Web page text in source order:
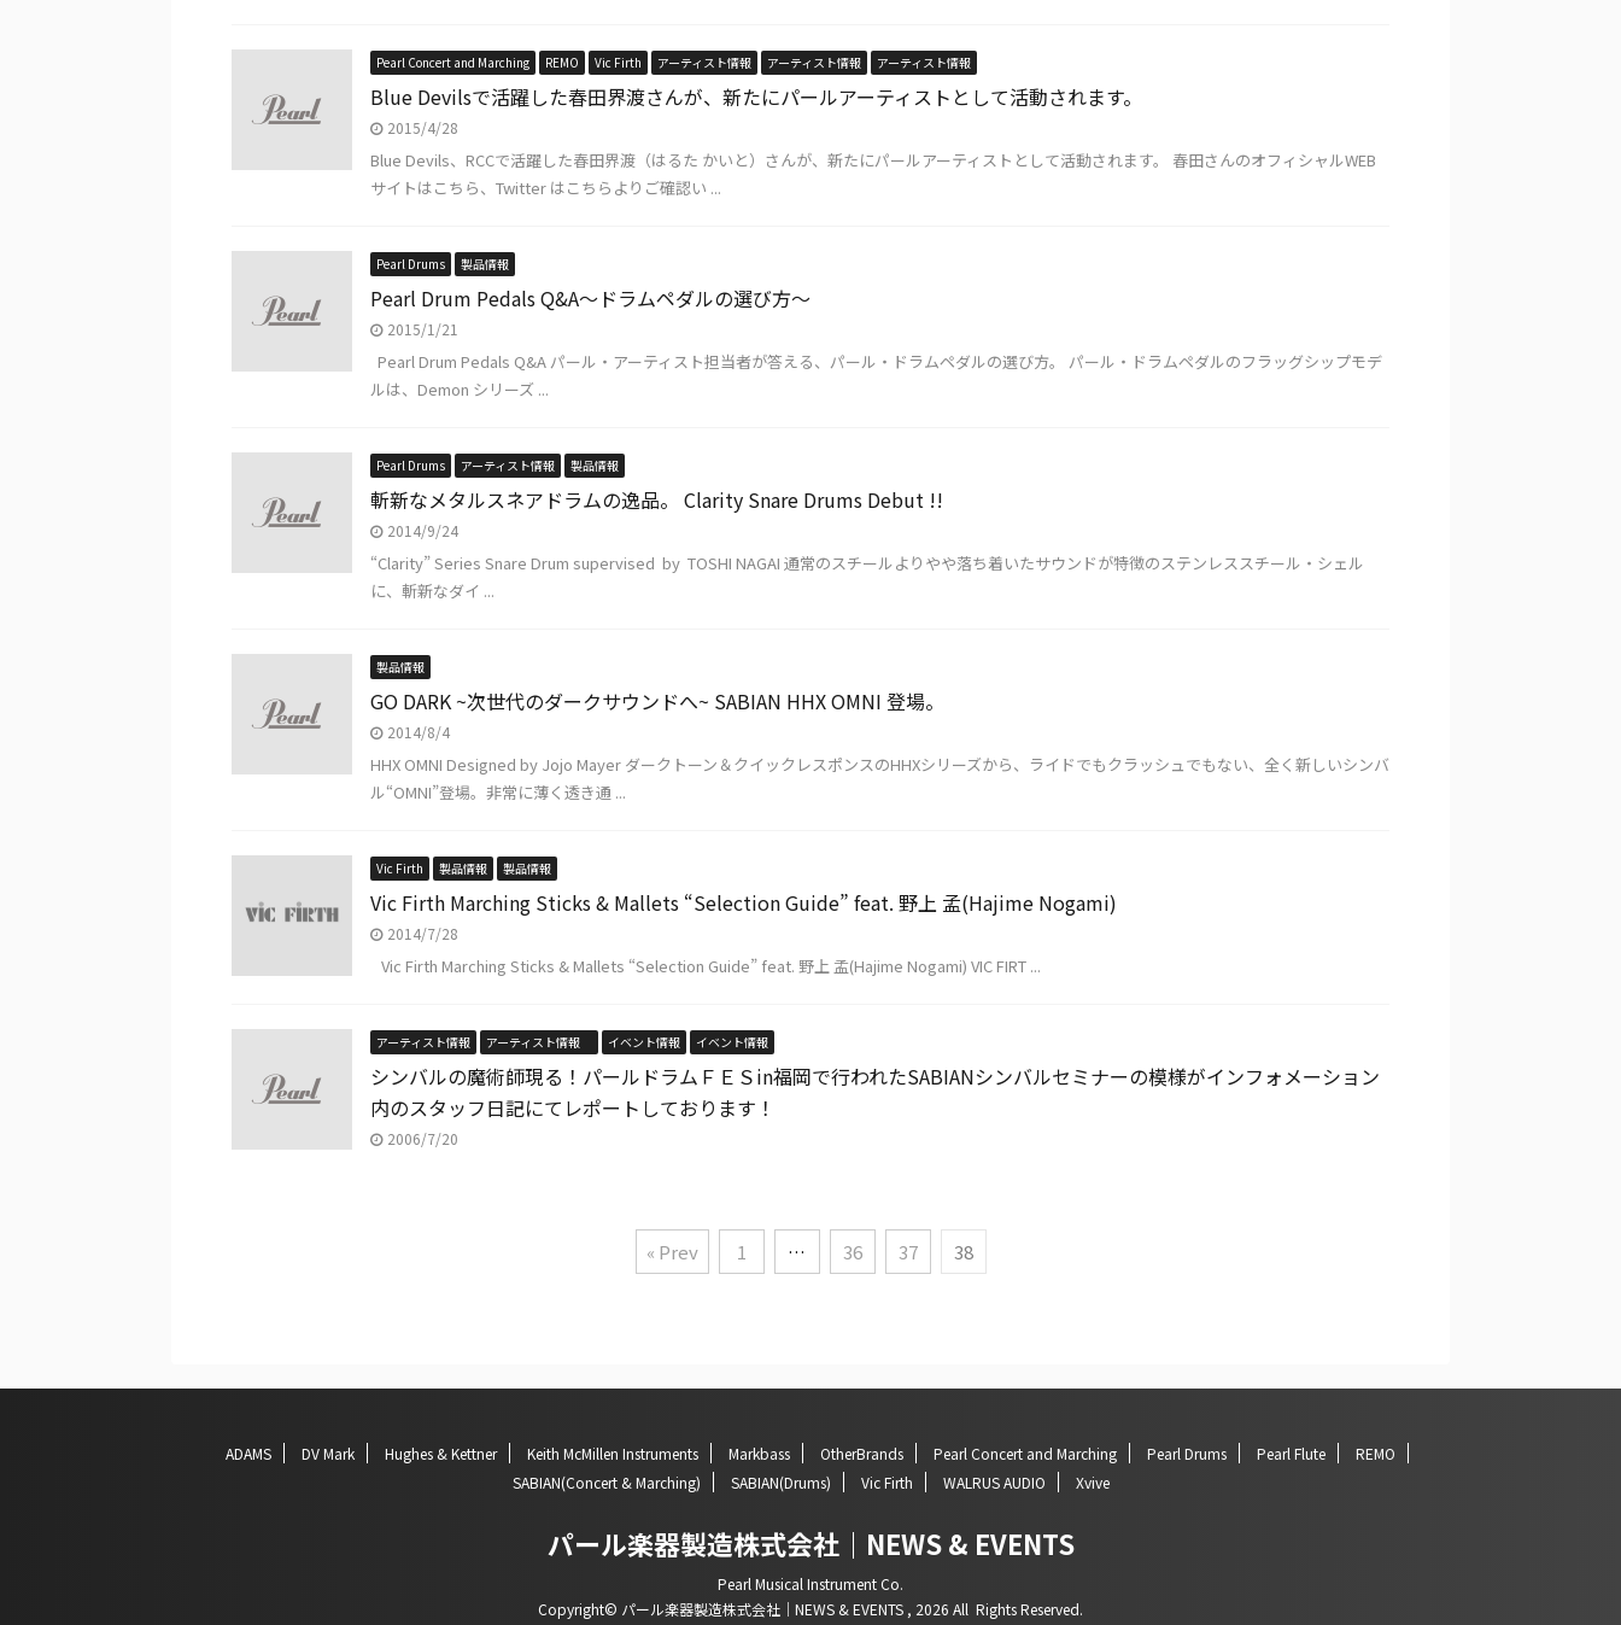
Pearl Concert and Marching REMO Vic Firth アーティスト情報 アーティスト情報 アーティスト情報
Blue Devilsで活躍した春田界渡さんが、新たにパールアーティストとして活動されます。
2015/4/28
Blue Devils、RCCで活躍した春田界渡（はるた かいと）さんが、新たにパールアーティストとして活動されます。 春田さんのオフィシャルWEB
サイトはこちら、Twitter はこちらよりご確認い ...
Pearl Drums 製品情報
Pearl Drum Pedals Q&A〜ドラムペダルの選び方〜
2015/1/21
Pearl Drum Pedals Q&A パール・アーティスト担当者が答える、パール・ドラムペダルの選び方。 パール・ドラムペダルのフラッグシップモデ
ルは、Demon シリーズ ...
Pearl Drums アーティスト情報 製品情報
斬新なメタルスネアドラムの逸品。 Clarity Snare Drums Debut !!
2014/9/24
“Clarity” Series Snare Drum supervised by TOSHI NAGAI 通常のスチールよりやや落ち着いたサウンドが特徴のステンレススチール・シェル
に、斬新なダイ ...
製品情報
GO DARK ~次世代のダークサウンドへ~ SABIAN HHX OMNI 登場。
2014/8/4
HHX OMNI Designed by Jojo Mayer ダークトーン＆クイックレスポンスのHHXシリーズから、ライドでもクラッシュでもない、全く新しいシンバ
ル“OMNI”登場。非常に薄く透き通 ...
Vic Firth 製品情報 製品情報
Vic Firth Marching Sticks & Mallets “Selection Guide” feat. 野上 孟(Hajime Nogami)
2014/7/28
Vic Firth Marching Sticks & Mallets “Selection Guide” feat. 野上 孟(Hajime Nogami) VIC FIRT ...
アーティスト情報 アーティスト情報 イベント情報 イベント情報
シンバルの魔術師現る！パールドラムＦＥＳin福岡で行われたSABIANシンバルセミナーの模様がインフォメーション
内のスタッフ日記にてレポートしております！
2006/7/20
« Prev 1 … 36 37 38
ADAMS DV Mark Hughes & Kettner Keith McMillen Instruments Markbass OtherBrands Pearl Concert and Marching Pearl Drums Pearl Flute
REMO
SABIAN(Concert & Marching)
SABIAN(Drums) Vic Firth WALRUS AUDIO Xvive
パール楽器製造株式会社｜NEWS & EVENTS
Pearl Musical Instrument Co.
Copyright© パール楽器製造株式会社｜NEWS & EVENTS , 2026 All Rights Reserved.